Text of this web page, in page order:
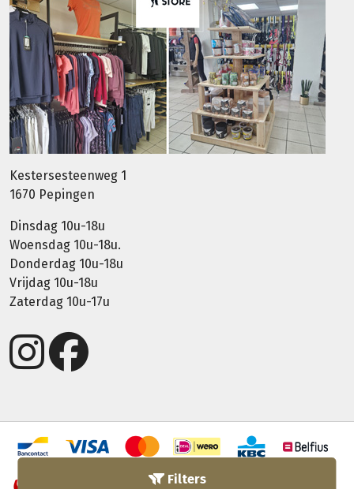
Filters
Kestersesteenweg 1
1670 Pepingen
Dinsdag 10u-18u
Woensdag 10u-18u.
Donderdag 10u-18u
Vrijdag 10u-18u
Zaterdag 10u-17u